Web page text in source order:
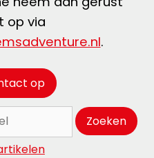
op via
.
op
Zoeken